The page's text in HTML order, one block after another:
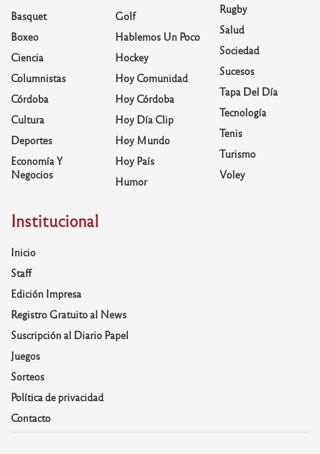
Basquet
Boxeo
Ciencia
Columnistas
Córdoba
Cultura
Deportes
Economía Y
Negocios
Golf
Hablemos Un Poco
Hockey
Hoy Comunidad
Hoy Córdoba
Hoy Día Clip
Hoy Mundo
Hoy País
Humor
Rugby
Salud
Sociedad
Sucesos
Tapa Del Día
Tecnología
Tenis
Turismo
Voley
Institucional
Inicio
Staff
Edición Impresa
Registro Gratuito al News
Suscripción al Diario Papel
Juegos
Sorteos
Política de privacidad
Contacto